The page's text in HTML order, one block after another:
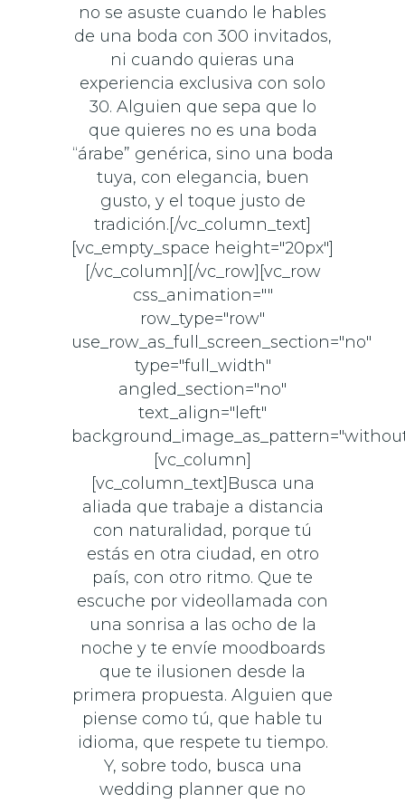
no se asuste cuando le hables
de una boda con 300 invitados,
ni cuando quieras una
experiencia exclusiva con solo
30. Alguien que sepa que lo
que quieres no es una boda
“árabe” genérica, sino una boda
tuya, con elegancia, buen
gusto, y el toque justo de
tradición.[/vc_column_text]
[vc_empty_space height="20px"]
[/vc_column][/vc_row][vc_row
css_animation=""
row_type="row"
use_row_as_full_screen_section="no"
type="full_width"
angled_section="no"
text_align="left"
[vc_column]
[vc_column_text]Busca una
aliada que trabaje a distancia
con naturalidad, porque tú
estás en otra ciudad, en otro
país, con otro ritmo. Que te
escuche por videollamada con
una sonrisa a las ocho de la
noche y te envíe moodboards
que te ilusionen desde la
primera propuesta. Alguien que
piense como tú, que hable tu
idioma, que respete tu tiempo.
Y, sobre todo, busca una
wedding planner que no